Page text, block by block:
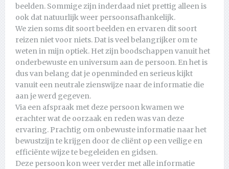
beelden. Sommige zijn inderdaad niet prettig alleen is
ook dat natuurlijk weer persoonsafhankelijk.
We zien soms dit soort beelden en ervaren dit soort
reizen niet voor niets. Dat is veel belangrijker om te
weten in mijn optiek. Het zijn boodschappen vanuit het
onderbewuste en universum aan de persoon. En het is
dus van belang dat je openminded en serieus kijkt
vanuit een neutrale zienswijze naar de informatie die
aan je werd gegeven.
Via een afspraak met deze persoon kwamen we
erachter wat de oorzaak en reden was van deze
ervaring. Prachtig om onbewuste informatie naar het
bewustzijn te krijgen door de cliënt op een veilige en
efficiënte wijze te begeleiden en gidsen.
Deze persoon kon weer verder met alle informatie